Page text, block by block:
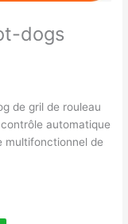
dogs
de gril de rouleau
automatique
multifonctionnel de